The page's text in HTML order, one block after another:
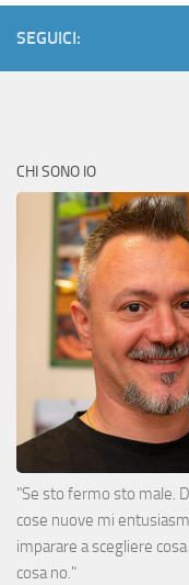
SEGUICI:
CHI SONO IO
"Se sto fermo sto male.
cose nuove mi
imparare a scegliere
cosa no."